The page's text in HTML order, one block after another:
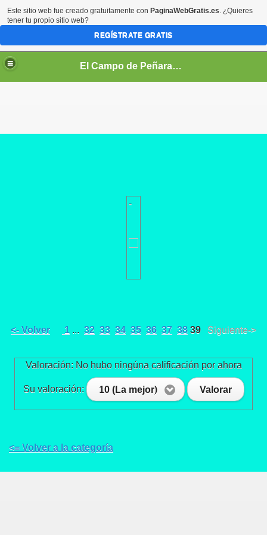
El Campo de Peñaranda (Salamanca)
-
<- Volver 1 ... 32 33 34 35 36 37 38 39 Siguiente->
Valoración: No hubo ningúna calificación por ahora
Su valoración: 10 (La mejor) Valorar
<= Volver a la categoría
Este sitio web fue creado gratuitamente con PaginaWebGratis.es. ¿Quieres
tener tu propio sitio web?
REGÍSTRATE GRATIS